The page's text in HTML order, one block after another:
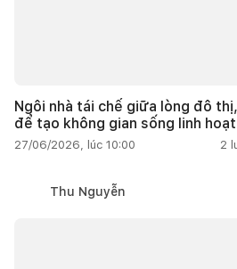
Ngôi nhà tái chế giữa lòng đô
để tạo không gian sống linh hoạt
27/06/2026, lúc 10:00 2
Thu Nguyễn